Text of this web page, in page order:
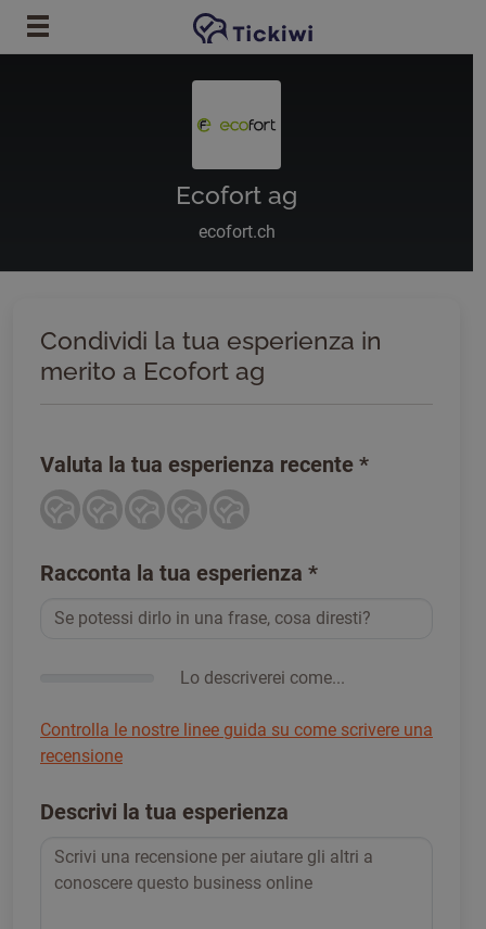
Vai al contenuto principale
Ecofort ag
ecofort.ch
Condividi la tua esperienza in
merito a Ecofort ag
Valuta la tua esperienza recente *
Racconta la tua esperienza *
Lo descriverei come...
Controlla le nostre linee guida su come scrivere una
recensione
Descrivi la tua esperienza